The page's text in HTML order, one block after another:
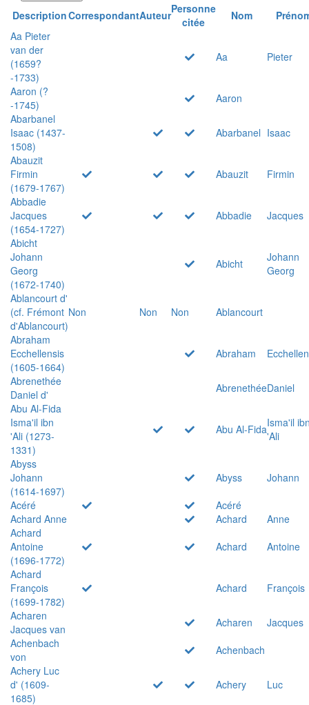
DescriptionCorrespondantAuteurPersonne
citée
Nom
Aa Pieter
van der
(1659?
-1733)
Aa Pieter
Aaron (?
-1745)
Aaron
Abarbanel
Isaac (1437-
1508)
Abarbanel Isaac
Abauzit
Firmin
(1679-1767)
Abauzit
Firmin
Abbadie
Jacques
(1654-1727)
Abbadie
Jacques
Abicht
Johann
Georg
(1672-1740)
Abicht
Johann
Georg
Ablancourt d'
(cf. Frémont
d'Ablancourt)
Non Non Non
Ablancourt
Abraham
Ecchellensis
(1605-1664)
Abraham
Abrenethée
Daniel d'
AbrenethéeDaniel
Abu Al-Fida
Isma'il ibn
'Ali (1273-
1331)
Abu Al-FidaIsma'il
'Ali
Abyss
Johann
(1614-1697)
Abyss
Johann
Acéré
Acéré
Achard Anne
Achard
Anne
Achard
Antoine
(1696-1772)
Achard
Antoine
Achard
François
(1699-1782)
Achard
François
Acharen
Jacques van
Acharen
Jacques
Achenbach
von
Achenbach
Achery Luc
d' (1609-
1685)
Achery
Luc